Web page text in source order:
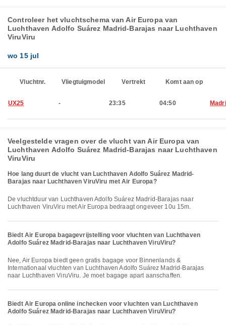
Controleer het vluchtschema van Air Europa van
Luchthaven Adolfo Suárez Madrid-Barajas naar Luchthaven
ViruViru
wo 15 jul
Vluchtnr. Vliegtuigmodel Vertrekt Komt aan op
UX25 - 23:35 04:50
Veelgestelde vragen over de vlucht van Air Europa van
Luchthaven Adolfo Suárez Madrid-Barajas naar Luchthaven
ViruViru
Hoe lang duurt de vlucht van Luchthaven Adolfo Suárez Madrid-
Barajas naar Luchthaven ViruViru met Air Europa?
De vluchtduur van Luchthaven Adolfo Suárez Madrid-Barajas naar
Luchthaven ViruViru met Air Europa bedraagt ongeveer 10u 15m.
Biedt Air Europa bagagevrijstelling voor vluchten van Luchthaven
Adolfo Suárez Madrid-Barajas naar Luchthaven ViruViru?
Nee, Air Europa biedt geen gratis bagage voor Binnenlands &
Internationaal vluchten van Luchthaven Adolfo Suárez Madrid-Barajas
naar Luchthaven ViruViru. Je moet bagage apart aanschaffen.
Biedt Air Europa online inchecken voor vluchten van Luchthaven
Adolfo Suárez Madrid-Barajas naar Luchthaven ViruViru?